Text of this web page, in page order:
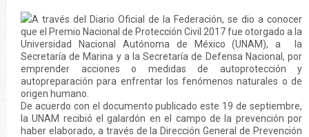
A través del Diario Oficial de la Federación, se dio a conocer
que el Premio Nacional de Protección Civil 2017 fue otorgado a la
Universidad Nacional Autónoma de México (UNAM), a la
Secretaría de Marina y a la Secretaría de Defensa Nacional, por
emprender acciones o medidas de autoprotección y
autopreparación para enfrentar los fenómenos naturales o de
origen humano.
De acuerdo con el documento publicado este 19 de septiembre,
la UNAM recibió el galardón en el campo de la prevención por
haber elaborado, a través de la Dirección General de Prevención